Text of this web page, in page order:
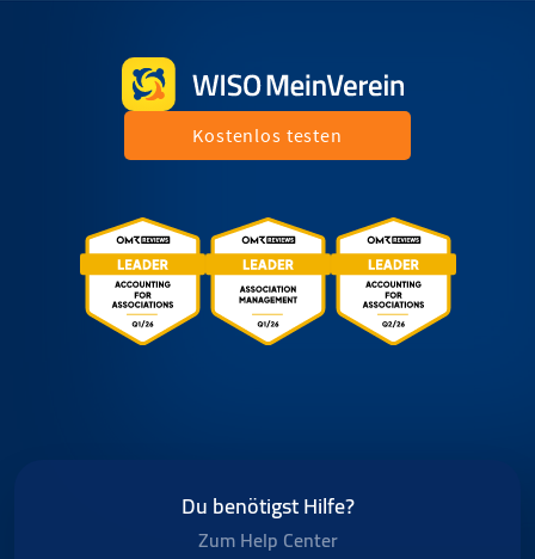
Kostenlos testen
Du benötigst Hilfe?
Zum Help Center